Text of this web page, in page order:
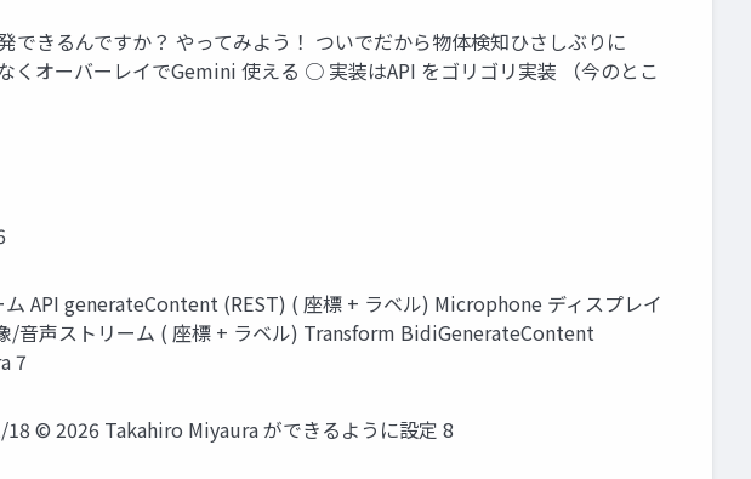
きるんですか？ やってみよう！ ついでだから物体検知ひさしぶりに
オーバーレイでGemini 使える ○ 実装はAPI をゴリゴリ実装 （今のとこ
API generateContent (REST) ( 座標 + ラベル) Microphone ディスプレイ
/音声ストリーム ( 座標 + ラベル) Transform BidiGenerateContent
7
© 2026 Takahiro Miyaura ができるように設定 8